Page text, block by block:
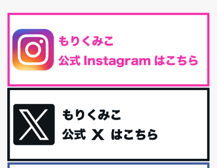
最近、グラノーラ迷子になっていた私です。が、と〜〜〜っても美
味しくて栄養たっぷりのグラノーラを発...
腸活は「食事」だけだと思っていませんか？私の腸活完全版！
腸内環境を整えることは、健康維持の中でいっちばん大事！だと私
最近お風呂上がりの炭酸水をシリカシリカにしているんだけど確か
に髪と爪が丈夫になった気がする。炭酸...
体に優しい、私のふるさと納税５選。
今回は、最近毎回定期的に購入している「楽天ふるさと納税」の返
礼品トップ５を紹介します。今までいろ...
更年期を穏やかに乗りきるために今できる５つのこと。